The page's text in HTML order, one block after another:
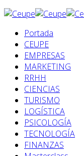
Portada
CEUPE
EMPRESAS
MARKETING
RRHH
CIENCIAS
TURISMO
LOGÍSTICA
PSICOLOGÍA
TECNOLOGÍA
FINANZAS